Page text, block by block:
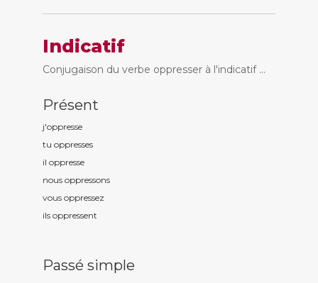
Indicatif
Conjugaison du verbe oppresser à l'indicatif ...
Présent
j'oppresse
tu oppresses
il oppresse
nous oppressons
vous oppressez
ils oppressent
Passé simple